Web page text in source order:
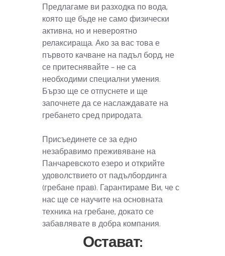
Предлагаме ви разходка по вода,
която ще бъде не само физически
активна, но и невероятно
релаксираща. Ако за вас това е
първото качване на падъл борд, не
се притеснявайте – не са
необходими специални умения.
Бързо ще се отпуснете и ще
започнете да се наслаждавате на
гребането сред природата.
Присъединете се за едно
незабравимо преживяване на
Панчаревското езеро и открийте
удоволствието от падълбординга
(гребане прав). Гарантираме Ви, че с
нас ще се научите на основната
техника на гребане, докато се
забавлявате в добра компания.
Остават: